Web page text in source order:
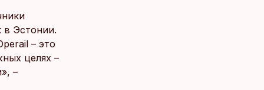
в Эстонии.
– это
целях –
–